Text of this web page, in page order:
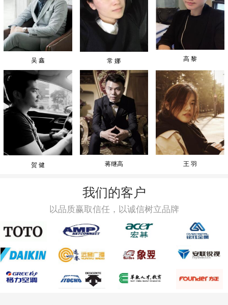
吴 鑫
贺 健
常 娜
蒋继高
高 黎
王 羽
我们的客户
以品质赢取信任，以诚信树立品牌